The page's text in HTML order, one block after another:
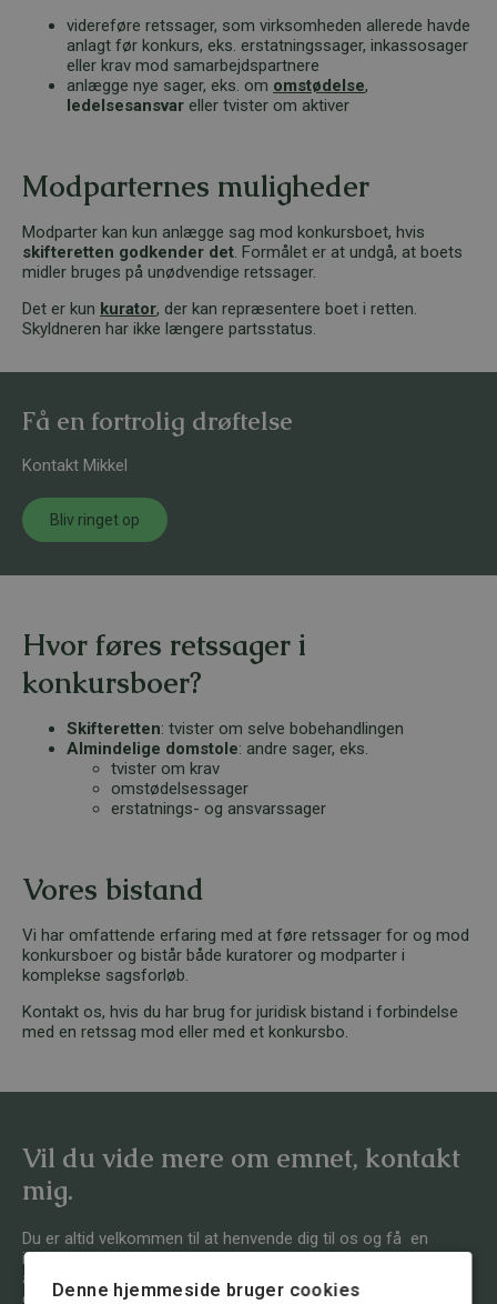
videreføre retssager, som virksomheden allerede havde
anlagt før konkurs, eks. erstatningssager, inkassosager
eller krav mod samarbejdspartnere
anlægge nye sager, eks. om omstødelse,
ledelsesansvar eller tvister om aktiver
Modparternes muligheder
Modparter kan kun anlægge sag mod konkursboet, hvis
skifteretten godkender det . Formålet er at undgå, at boets
midler bruges på unødvendige retssager.
Det er kun kurator, der kan repræsentere boet i retten.
Skyldneren har ikke længere partsstatus.
Få en fortrolig drøftelse
Kontakt Mikkel
Bliv ringet op
Hvor føres retssager i
konkursboer?
Skifteretten: tvister om selve bobehandlingen
Almindelige domstole: andre sager, eks.
tvister om krav
omstødelsessager
erstatnings- og ansvarssager
Vores bistand
Vi har omfattende erfaring med at føre retssager for og mod
konkursboer og bistår både kuratorer og modparter i
komplekse sagsforløb.
Kontakt os, hvis du har brug for juridisk bistand i forbindelse
med en retssag mod eller med et konkursbo.
Vil du vide mere om emnet, kontakt
mig.
Du er altid velkommen til at henvende dig til os og få en
indledende drøftelse af din sag. Vi har stor erfaring i at
analysere situationen og give dig råd om, hvad der er bedst at
gøre.Denne hjemmeside bruger cookies